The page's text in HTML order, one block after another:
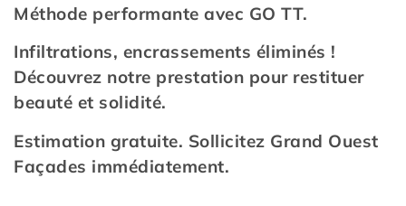
Méthode performante avec GO TT.
Infiltrations, encrassements éliminés !
Découvrez notre prestation pour restituer
beauté et solidité.
Estimation gratuite. Sollicitez Grand Ouest
Façades immédiatement.